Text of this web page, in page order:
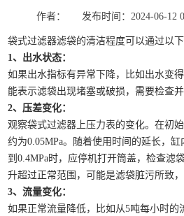
作者： 发布时间：2024-06-12
袋式过滤器滤袋的清洁程度可以通过以下
1、出水状态：
如果出水指标有异常下降，比如出水变
能表示滤袋出现堵塞或破损，需要检查并
2、压差变化：
观察袋式过滤器上压力表的变化。在初
约为0.05MPa。随着使用时间的延长，
到0.4MPa时，应停机打开筒盖，检查滤
升超过正常范围，可能是滤袋脏污所致
3、流量变化：
如果正常流量降低，比如从5吨每小时的